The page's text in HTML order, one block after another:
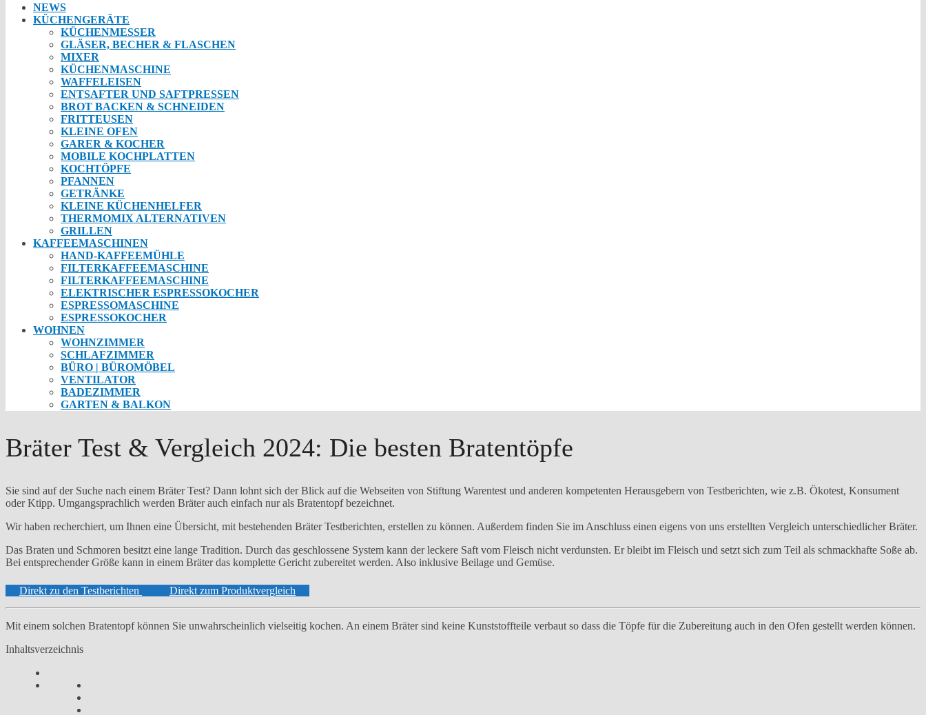
NEWS
KÜCHENGERÄTE
KÜCHENMESSER
GLÄSER, BECHER & FLASCHEN
MIXER
KÜCHENMASCHINE
WAFFELEISEN
ENTSAFTER UND SAFTPRESSEN
BROT BACKEN & SCHNEIDEN
FRITTEUSEN
KLEINE OFEN
GARER & KOCHER
MOBILE KOCHPLATTEN
KOCHTÖPFE
PFANNEN
GETRÄNKE
KLEINE KÜCHENHELFER
THERMOMIX ALTERNATIVEN
GRILLEN
KAFFEEMASCHINEN
HAND-KAFFEEMÜHLE
FILTERKAFFEEMASCHINE
FILTERKAFFEEMASCHINE
ELEKTRISCHER ESPRESSOKOCHER
ESPRESSOMASCHINE
ESPRESSOKOCHER
WOHNEN
WOHNZIMMER
SCHLAFZIMMER
BÜRO | BÜROMÖBEL
VENTILATOR
BADEZIMMER
GARTEN & BALKON
Bräter Test & Vergleich 2024: Die besten Bratentöpfe
Sie sind auf der Suche nach einem Bräter Test? Dann lohnt sich der Blick auf die Webseiten von Stiftung Warentest und anderen kompetenten Herausgebern von Testberichten, wie z.B. Ökotest, Konsument
oder Ktipp. Umgangsprachlich werden Bräter auch einfach nur als Bratentopf bezeichnet.
Wir haben recherchiert, um Ihnen eine Übersicht, mit bestehenden Bräter Testberichten, erstellen zu können. Außerdem finden Sie im Anschluss einen eigens von uns erstellten Vergleich unterschiedlicher Bräter.
Das Braten und Schmoren besitzt eine lange Tradition. Durch das geschlossene System kann der leckere Saft vom Fleisch nicht verdunsten. Er bleibt im Fleisch und setzt sich zum Teil als schmackhafte Soße ab.
Bei entsprechender Größe kann in einem Bräter das komplette Gericht zubereitet werden. Also inklusive Beilage und Gemüse.
Direkt zu den Testberichten Direkt zum Produktvergleich
Mit einem solchen Bratentopf können Sie unwahrscheinlich vielseitig kochen. An einem Bräter sind keine Kunststoffteile verbaut so dass die Töpfe für die Zubereitung auch in den Ofen gestellt werden können.
Inhaltsverzeichnis